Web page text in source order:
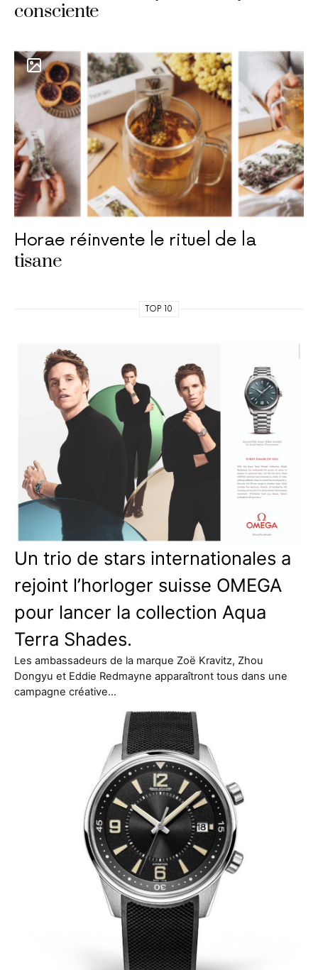
consciente
Horae réinvente le rituel de la
tisane
TOP 10
Un trio de stars internationales a
rejoint l’horloger suisse OMEGA
pour lancer la collection Aqua
Terra Shades.
Les ambassadeurs de la marque Zoë Kravitz, Zhou
Dongyu et Eddie Redmayne apparaîtront tous dans une
campagne créative…